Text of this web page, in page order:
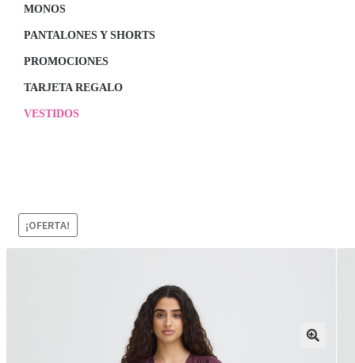
MONOS
PANTALONES Y SHORTS
PROMOCIONES
TARJETA REGALO
VESTIDOS
¡OFERTA!